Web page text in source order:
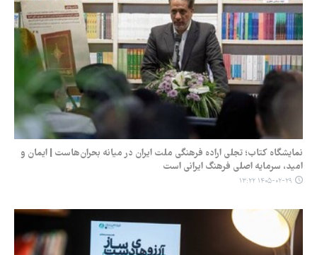
نمایشگاه کتاب؛ تجلی اراده فرهنگی ملت ایران در میانه بحران‌هاست | ایمان و
امید، سرمایه اصلی فرهنگ ایرانی است
۱۴۰۵-۰۲-۲۹ ۱۳:۲۲